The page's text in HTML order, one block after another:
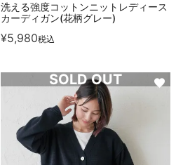
洗える強度コットンニットレディース
カーディガン(花柄グレー)
¥5,980税込
SOLD OUT